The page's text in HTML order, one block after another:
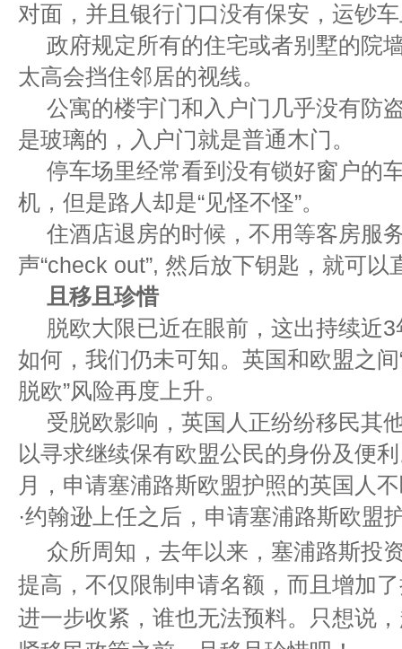
对面，并且银行门口没有保安，运钞
政府规定所有的住宅或者别墅的院
太高会挡住邻居的视线。
公寓的楼宇门和入户门几乎没有防
是玻璃的，入户门就是普通木门。
停车场里经常看到没有锁好窗户的
机，但是路人却是“见怪不怪”。
住酒店退房的时候，不用等客房服
声“check out”, 然后放下钥匙，就可以
且移且珍惜
脱欧大限已近在眼前，这出持续近3
如何，我们仍未可知。英国和欧盟之间
脱欧”风险再度上升。
受脱欧影响，英国人正纷纷移民其
以寻求继续保有欧盟公民的身份及便
月，申请塞浦路斯欧盟护照的英国人
·约翰逊上任之后，申请塞浦路斯欧盟
众所周知，去年以来，塞浦路斯投
提高，不仅限制申请名额，而且增加
进一步收紧，谁也无法预料。只想说